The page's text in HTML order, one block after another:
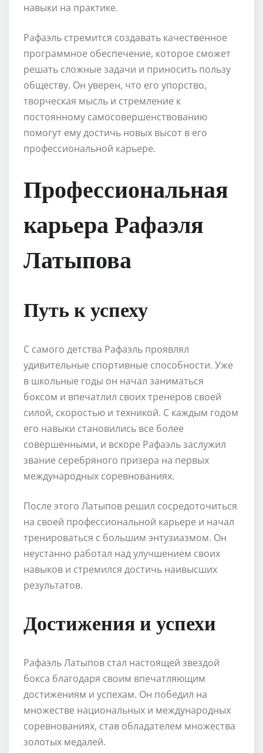
навыки на практике.
Рафаэль стремится создавать качественное
программное обеспечение, которое сможет
решать сложные задачи и приносить пользу
обществу. Он уверен, что его упорство,
творческая мысль и стремление к
постоянному самосовершенствованию
помогут ему достичь новых высот в его
профессиональной карьере.
Профессиональная
карьера Рафаэля
Латыпова
Путь к успеху
С самого детства Рафаэль проявлял
удивительные спортивные способности. Уже
в школьные годы он начал заниматься
боксом и впечатлил своих тренеров своей
силой, скоростью и техникой. С каждым годом
его навыки становились все более
совершенными, и вскоре Рафаэль заслужил
звание серебряного призера на первых
международных соревнованиях.
После этого Латыпов решил сосредоточиться
на своей профессиональной карьере и начал
тренироваться с большим энтузиазмом. Он
неустанно работал над улучшением своих
навыков и стремился достичь наивысших
результатов.
Достижения и успехи
Рафаэль Латыпов стал настоящей звездой
бокса благодаря своим впечатляющим
достижениям и успехам. Он победил на
множестве национальных и международных
соревнованиях, став обладателем множества
золотых медалей.